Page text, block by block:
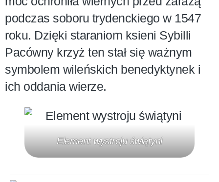
podczas soboru trydenckiego w 1547
roku. Dzięki staraniom ksieni Sybilli
Pacówny krzyż ten stał się ważnym
symbolem wileńskich benedyktynek i
ich oddania wierze.
Element wystroju świątyni